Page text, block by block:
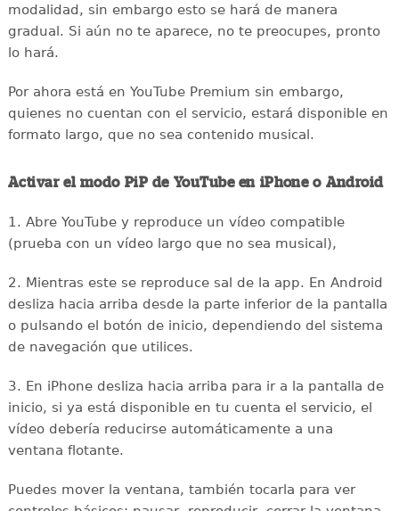
modalidad, sin embargo esto se hará de manera
gradual. Si aún no te aparece, no te preocupes, pronto
lo hará.
Por ahora está en YouTube Premium sin embargo,
quienes no cuentan con el servicio, estará disponible en
formato largo, que no sea contenido musical.
Activar el modo PiP de YouTube en iPhone o Android
1. Abre YouTube y reproduce un vídeo compatible
(prueba con un vídeo largo que no sea musical),
2. Mientras este se reproduce sal de la app. En Android
desliza hacia arriba desde la parte inferior de la pantalla
o pulsando el botón de inicio, dependiendo del sistema
de navegación que utilices.
3. En iPhone desliza hacia arriba para ir a la pantalla de
inicio, si ya está disponible en tu cuenta el servicio, el
vídeo debería reducirse automáticamente a una
ventana flotante.
Puedes mover la ventana, también tocarla para ver